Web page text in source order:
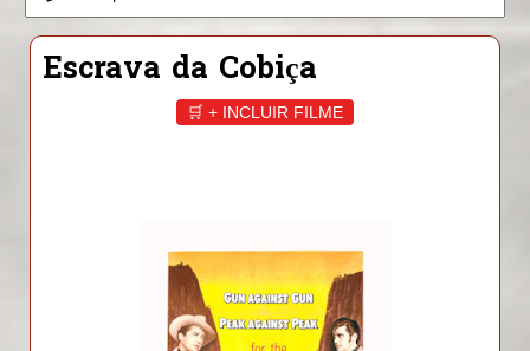
Escrava da Cobiça
🛒 + INCLUIR FILME